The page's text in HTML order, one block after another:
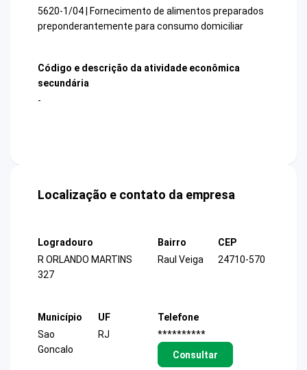
5620-1/04 | Fornecimento de alimentos preparados
preponderantemente para consumo domiciliar
Código e descrição da atividade econômica
secundária
-
Localização e contato da empresa
Logradouro
R ORLANDO MARTINS
327
Bairro
Raul Veiga
CEP
24710-570
Município
Sao
Goncalo
UF
RJ
Telefone
**********
Consultar